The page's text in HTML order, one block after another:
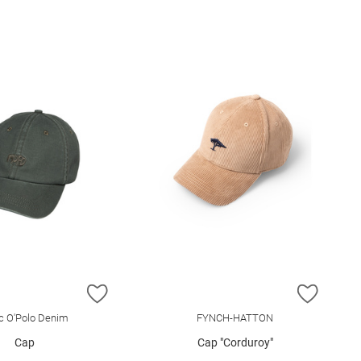
HINZUFÜGEN
O'Polo Denim
Cap
ZUR
FYNCH-HATTON
Cap "Corduroy"